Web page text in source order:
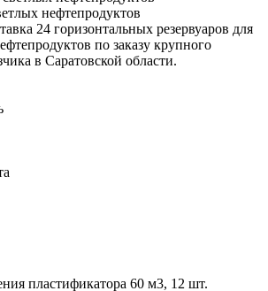
нефтепродуктов
24 горизонтальных резервуаров для
по заказу крупного
в Саратовской области.